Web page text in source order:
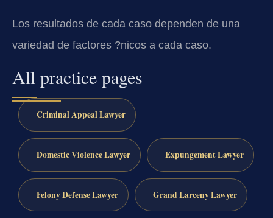
Los resultados de cada caso dependen de una
variedad de factores ?nicos a cada caso.
All practice pages
Criminal Appeal Lawyer
Domestic Violence Lawyer Expungement Lawyer
Felony Defense Lawyer Grand Larceny Lawyer